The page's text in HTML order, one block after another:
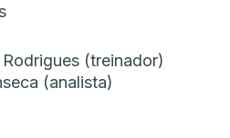
Rodrigues (treinador)
(analista)